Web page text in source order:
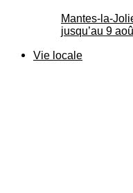
Mantes-la-
jusqu’au 9
Vie locale